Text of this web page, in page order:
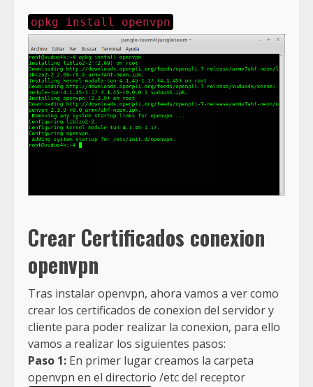
opkg install openvpn
Crear Certificados conexion
openvpn
Tras instalar openvpn, ahora vamos a ver como
crear los certificados de conexion del servidor y
cliente para poder realizar la conexion, para ello
vamos a realizar los siguientes pasos:
Paso 1: En primer lugar creamos la carpeta
openvpn en el directorio /etc del receptor